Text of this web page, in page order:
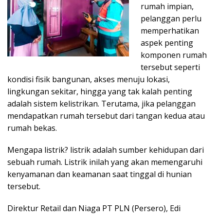
rumah impian,
pelanggan perlu
memperhatikan
aspek penting
komponen rumah
tersebut seperti
kondisi fisik bangunan, akses menuju lokasi,
lingkungan sekitar, hingga yang tak kalah penting
adalah sistem kelistrikan. Terutama, jika pelanggan
mendapatkan rumah tersebut dari tangan kedua atau
rumah bekas.
Mengapa listrik? listrik adalah sumber kehidupan dari
sebuah rumah. Listrik inilah yang akan memengaruhi
kenyamanan dan keamanan saat tinggal di hunian
tersebut.
Direktur Retail dan Niaga PT PLN (Persero), Edi